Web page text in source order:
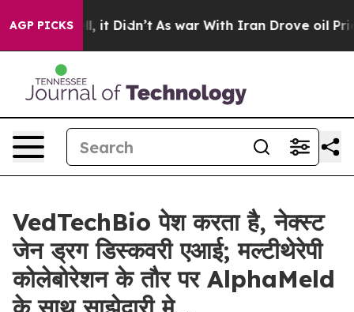
AGP PICKS
Well, it Didn’t As war With Iran Drove oil
VedTechBio पेश करता है, नेक्स्ट
जेन ड्रग डिस्कवरी एआई; मल्टीथेरेपी
कोलेबोरेशन के तौर पर AlphaMeld